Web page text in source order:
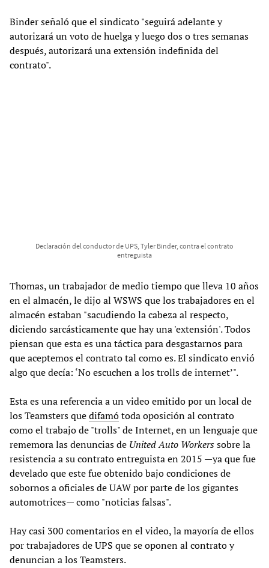
Binder señaló que el sindicato "seguirá adelante y
autorizará un voto de huelga y luego dos o tres semanas
después, autorizará una extensión indefinida del
contrato".
Declaración del conductor de UPS, Tyler Binder, contra el contrato
entreguista
Thomas, un trabajador de medio tiempo que lleva 10 años
en el almacén, le dijo al WSWS que los trabajadores en el
almacén estaban "sacudiendo la cabeza al respecto,
diciendo sarcásticamente que hay una 'extensión'. Todos
piensan que esta es una táctica para desgastarnos para
que aceptemos el contrato tal como es. El sindicato envió
algo que decía: ‘No escuchen a los trolls de internet’".
Esta es una referencia a un video emitido por un local de
los Teamsters quedifamótoda oposición al contrato
como el trabajo de "trolls" de Internet, en un lenguaje que
rememora las denuncias de United Auto Workerssobre la
resistencia a su contrato entreguista en 2015 —ya que fue
develado que este fue obtenido bajo condiciones de
sobornos a oficiales de UAW por parte de los gigantes
automotrices— como "noticias falsas".
Hay casi 300 comentarios en el video, la mayoría de ellos
por trabajadores de UPS que se oponen al contrato y
denuncian a los Teamsters.